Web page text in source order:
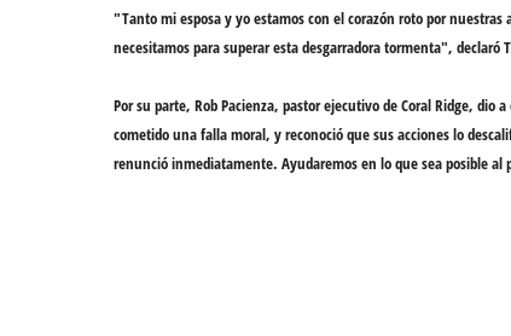
"Tanto mi esposa y yo estamos con elcorazón rotopor nuestras
necesitamos parasuperaresta desgarradora tormenta", declaró
Por su parte, Rob Pacienza, pastor ejecutivo de Coral Ridge,
cometido unafalla moral, y reconoció quesus acciones lo
renunció inmediatamente. Ayudaremos en lo que sea posible